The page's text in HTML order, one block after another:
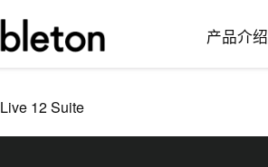
产品介绍
Live 12 Suite